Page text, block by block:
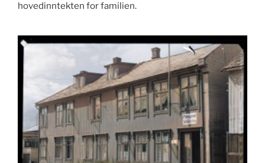
hovedinntekten for familien.